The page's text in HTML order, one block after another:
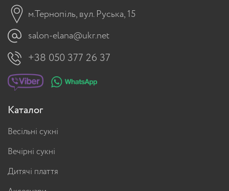
м.Тернопіль, вул. Руська, 15
salon-elana@ukr.net
+38 050 377 26 37
Каталог
Весільні сукні
Вечірні сукні
Дитячі плаття